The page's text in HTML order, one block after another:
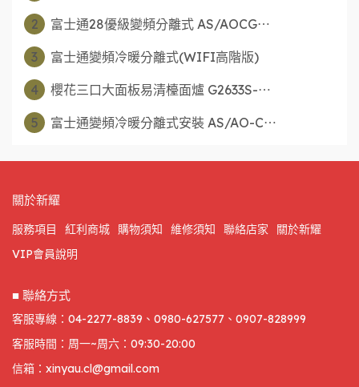
2 富士通28優級變頻分離式 AS/AOCG⋯
3 富士通變頻冷暖分離式(WIFI高階版)
4 櫻花三口大面板易清檯面爐 G2633S-⋯
5 富士通變頻冷暖分離式安裝 AS/AO-C⋯
關於新耀
服務項目 紅利商城 購物須知 維修須知 聯絡店家
關於新耀
VIP會員說明
■ 聯絡方式
客服專線：04-2277-8839、0980-627577、0907-828999
客服時間：周一~周六：09:30-20:00
信箱：xinyau.cl@gmail.com